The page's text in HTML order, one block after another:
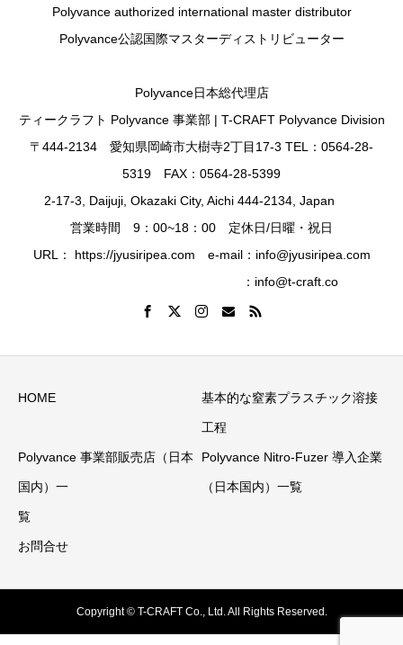
Polyvance authorized international master distributor
Polyvance公認国際マスターディストリビューター
Polyvance日本総代理店
ティークラフト Polyvance 事業部 | T-CRAFT Polyvance Division
〒444-2134 愛知県岡崎市大樹寺2丁目17-3 TEL：0564-28-
5319 FAX：0564-28-5399
2-17-3, Daijuji, Okazaki City, Aichi 444-2134, Japan
営業時間 9：00~18：00 定休日/日曜・祝日
URL： https://jyusiripea.com e-mail：info@jyusiripea.com
：info@t-craft.co
HOME 基本的な窒素プラスチック溶接
工程
Polyvance 事業部販売店（日本
国内）一
覧
Polyvance Nitro-Fuzer 導入企業
（日本国内）一覧
お問合せ
Copyright © T-CRAFT Co., Ltd. All Rights Reserved.